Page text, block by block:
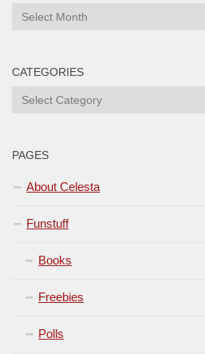
Archives
CATEGORIES
Categories
PAGES
About Celesta
Funstuff
Books
Freebies
Polls